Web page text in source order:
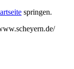
springen.